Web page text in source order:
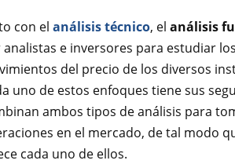
con el análisis técnico, el análisis
analistas e inversores para estudiar
del precio de los diversos
uno de estos enfoques tiene sus
ambos tipos de análisis para
en el mercado, de tal modo
cada uno de ellos.